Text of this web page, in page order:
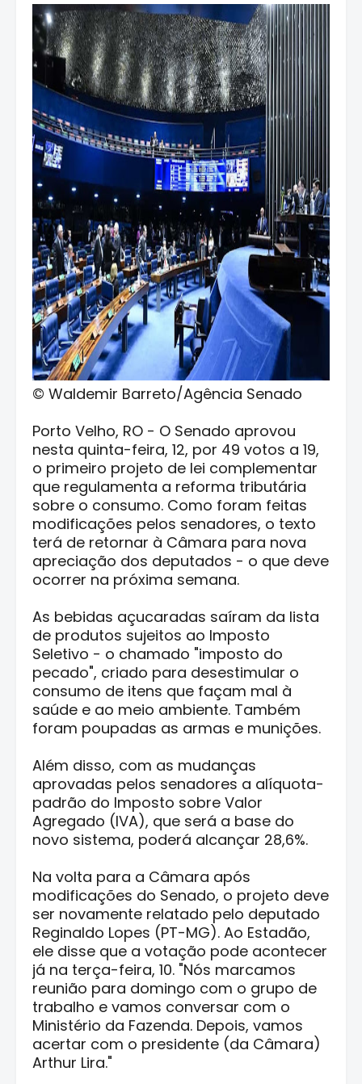
© Waldemir Barreto/Agência Senado
Porto Velho, RO - O Senado aprovou
nesta quinta-feira, 12, por 49 votos a 19,
o primeiro projeto de lei complementar
que regulamenta a reforma tributária
sobre o consumo. Como foram feitas
modificações pelos senadores, o texto
terá de retornar à Câmara para nova
apreciação dos deputados - o que deve
ocorrer na próxima semana.
As bebidas açucaradas saíram da lista
de produtos sujeitos ao Imposto
Seletivo - o chamado "imposto do
pecado", criado para desestimular o
consumo de itens que façam mal à
saúde e ao meio ambiente. Também
foram poupadas as armas e munições.
Além disso, com as mudanças
aprovadas pelos senadores a alíquota-
padrão do Imposto sobre Valor
Agregado (IVA), que será a base do
novo sistema, poderá alcançar 28,6%.
Na volta para a Câmara após
modificações do Senado, o projeto deve
ser novamente relatado pelo deputado
Reginaldo Lopes (PT-MG). Ao Estadão,
ele disse que a votação pode acontecer
já na terça-feira, 10. "Nós marcamos
reunião para domingo com o grupo de
trabalho e vamos conversar com o
Ministério da Fazenda. Depois, vamos
acertar com o presidente (da Câmara)
Arthur Lira."